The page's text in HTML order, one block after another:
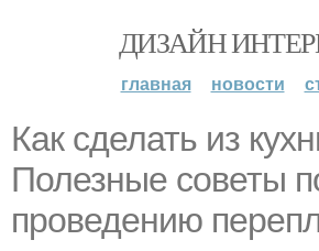
ДИЗАЙН
главная новости
Как сделать из
Полезные советы
проведению